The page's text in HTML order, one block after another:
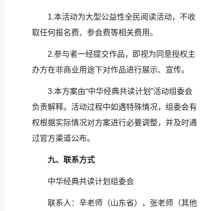
1.本活动为大型公益性全民阅读活动，不收
取任何报名费、参会费等相关费用。
2.参与者一经提交作品，即视为同意授权主
办方在非商业用途下对作品进行展示、宣传。
3.本方案由“中华经典共读计划”活动组委会
负责解释。活动过程中如遇特殊情况，组委会有
权根据实际情况对方案进行必要调整，并及时通
过官方渠道公布。
九、联系方式
中华经典共读计划组委会
联系人：辛老师（山东省），张老师（其他